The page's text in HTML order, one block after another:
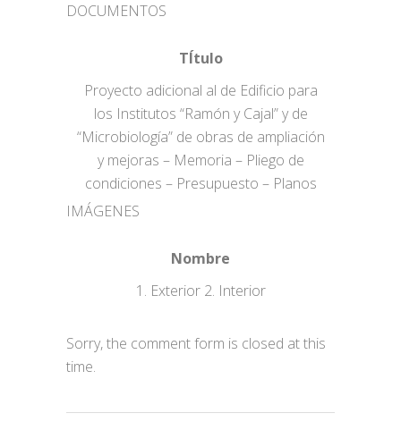
DOCUMENTOS
TÍtulo
Proyecto adicional al de Edificio para
los Institutos “Ramón y Cajal” y de
“Microbiología” de obras de ampliación
y mejoras – Memoria – Pliego de
condiciones – Presupuesto – Planos
IMÁGENES
Nombre
1. Exterior 2. Interior
Sorry, the comment form is closed at this
time.